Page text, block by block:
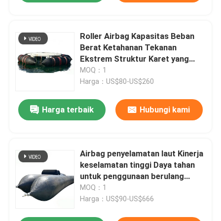
Roller Airbag Kapasitas Beban
Berat Ketahanan Tekanan
Ekstrem Struktur Karet yang
Diperkuat
MOQ：1
Harga：US$80-US$260
Harga terbaik Hubungi kami
Airbag penyelamatan laut Kinerja
keselamatan tinggi Daya tahan
untuk penggunaan berulang
Adaptifitas yang kuat
MOQ：1
Harga：US$90-US$666